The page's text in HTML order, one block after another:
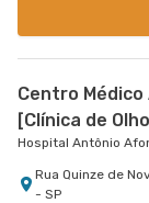
Centro
[Clínica de
Hospital Antônio
Rua Quinze de
- SP